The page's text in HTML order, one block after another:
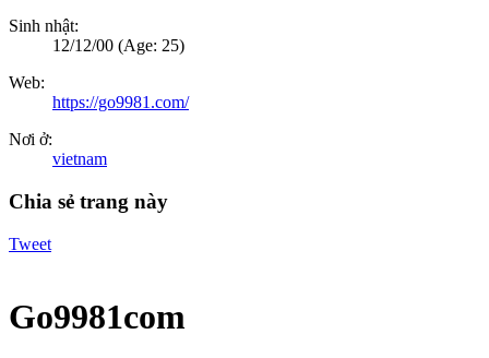
Sinh nhật:
12/12/00 (Age: 25)
Web:
https://go9981.com/
Nơi ở:
vietnam
Chia sẻ trang này
Tweet
Go9981com